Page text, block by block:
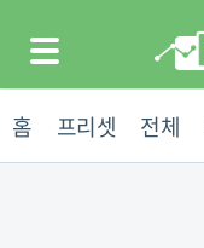
홈 프리셋 전체